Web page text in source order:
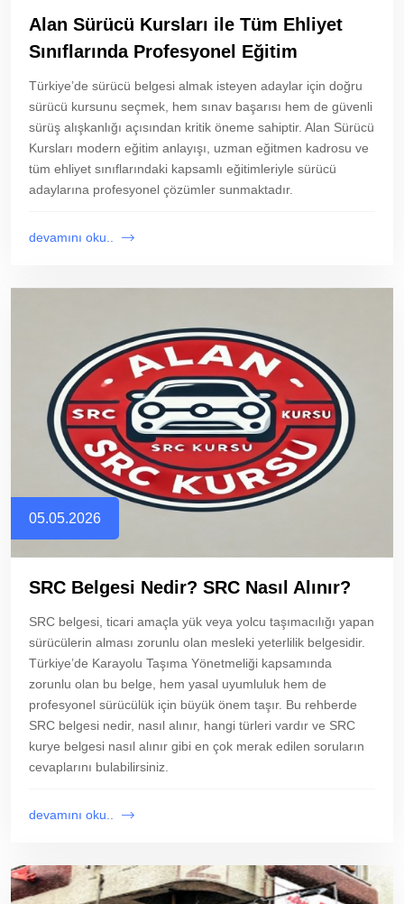
Alan Sürücü Kursları ile Tüm Ehliyet
Sınıflarında Profesyonel Eğitim
Türkiye’de sürücü belgesi almak isteyen adaylar için doğru
sürücü kursunu seçmek, hem sınav başarısı hem de güvenli
sürüş alışkanlığı açısından kritik öneme sahiptir. Alan Sürücü
Kursları modern eğitim anlayışı, uzman eğitmen kadrosu ve
tüm ehliyet sınıflarındaki kapsamlı eğitimleriyle sürücü
adaylarına profesyonel çözümler sunmaktadır.
devamını oku..
05.05.2026
SRC Belgesi Nedir? SRC Nasıl Alınır?
SRC belgesi, ticari amaçla yük veya yolcu taşımacılığı yapan
sürücülerin alması zorunlu olan mesleki yeterlilik belgesidir.
Türkiye’de Karayolu Taşıma Yönetmeliği kapsamında
zorunlu olan bu belge, hem yasal uyumluluk hem de
profesyonel sürücülük için büyük önem taşır. Bu rehberde
SRC belgesi nedir, nasıl alınır, hangi türleri vardır ve SRC
kurye belgesi nasıl alınır gibi en çok merak edilen soruların
cevaplarını bulabilirsiniz.
devamını oku..